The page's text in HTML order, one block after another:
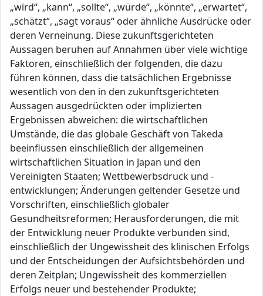
„wird“, „kann“, „sollte“, „würde“, „könnte“, „erwartet“,
„schätzt“, „sagt voraus“ oder ähnliche Ausdrücke oder
deren Verneinung. Diese zukunftsgerichteten
Aussagen beruhen auf Annahmen über viele wichtige
Faktoren, einschließlich der folgenden, die dazu
führen können, dass die tatsächlichen Ergebnisse
wesentlich von den in den zukunftsgerichteten
Aussagen ausgedrückten oder implizierten
Ergebnissen abweichen: die wirtschaftlichen
Umstände, die das globale Geschäft von Takeda
beeinflussen einschließlich der allgemeinen
wirtschaftlichen Situation in Japan und den
Vereinigten Staaten; Wettbewerbsdruck und -
entwicklungen; Änderungen geltender Gesetze und
Vorschriften, einschließlich globaler
Gesundheitsreformen; Herausforderungen, die mit
der Entwicklung neuer Produkte verbunden sind,
einschließlich der Ungewissheit des klinischen Erfolgs
und der Entscheidungen der Aufsichtsbehörden und
deren Zeitplan; Ungewissheit des kommerziellen
Erfolgs neuer und bestehender Produkte;